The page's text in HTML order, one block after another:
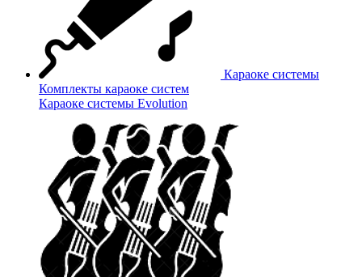
Караоке системы
Комплекты караоке систем
Караоке системы Evolution